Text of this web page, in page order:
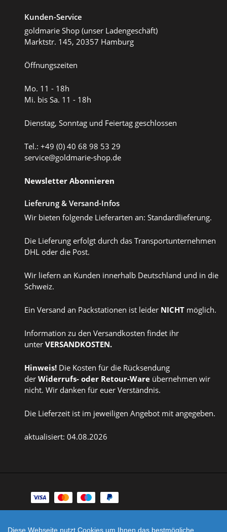
Kunden-Service
goldmarie Shop (unser Ladengeschäft)
Marktstr. 145, 20357 Hamburg
Öffnungszeiten
Mo. 11 - 18h
Mi. bis Sa. 11 - 18h
Dienstag, Sonntag und Feiertag geschlossen
Tel.: +49 (0) 40 68 98 53 29
service@goldmarie-shop.de
Newsletter Abonnieren
Lieferung & Versand-Infos
Wir bieten folgende Lieferarten an: Standardlieferung.
Die Lieferung erfolgt durch das Transportunternehmen
DHL oder die Post.
Wir liefern an Kunden innerhalb Deutschland und in die
Schweiz.
Ein Versand an Packstationen ist leider NICHT möglich.
Information zu den Versandkosten findet ihr
unter VERSANDKOSTEN.
Hinweis! Die Kosten für die Rücksendung
der Widerrufs- oder Retour-Ware übernehmen wir
nicht. Wir danken für euer Verständnis.
Die Lieferzeit ist im jeweiligen Angebot mit angegeben.
aktualisiert: 04.08.2026
Zahlungsarten
Diese Webseite nutzt Cookies um Ihnen das bestmögliche